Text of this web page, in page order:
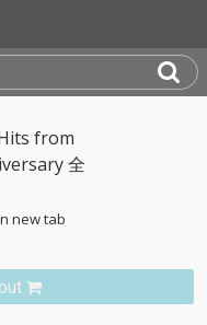
new tab